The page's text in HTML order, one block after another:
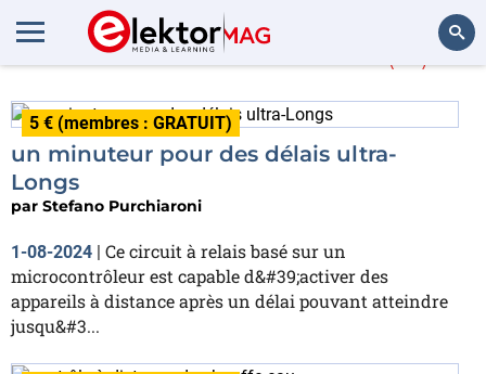
Stefano Purchiaroni
5 € (membres : GRATUIT)
un minuteur pour des délais ultra-
Longs
par Stefano Purchiaroni
1-08-2024 | Ce circuit à relais basé sur un
microcontrôleur est capable d&#39;activer des
appareils à distance après un délai pouvant atteindre
jusqu&#3...